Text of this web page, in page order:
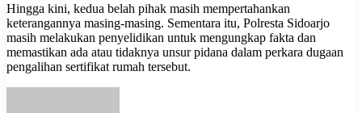
Hingga kini, kedua belah pihak masih mempertahankan
keterangannya masing-masing. Sementara itu, Polresta Sidoarjo
masih melakukan penyelidikan untuk mengungkap fakta dan
memastikan ada atau tidaknya unsur pidana dalam perkara dugaan
pengalihan sertifikat rumah tersebut.